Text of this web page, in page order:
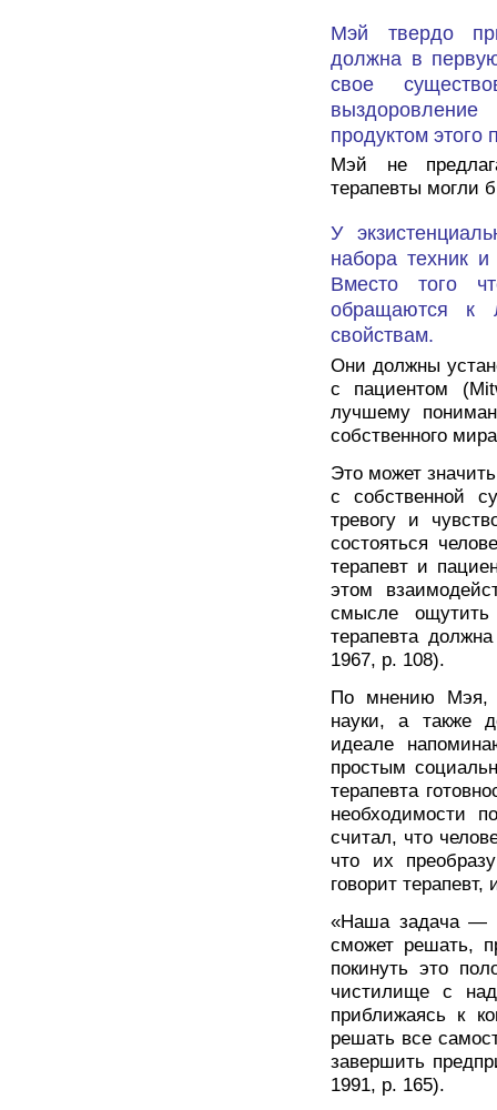
Мэй твердо
должна в
свое
продуктом этого
Мэй не
терапевты могли
У
набора техник
Вместо того
обращаются к
свойствам.
Они должны
с пациентом
лучшему
собственного
Это может
с собственной
тревогу и
состояться
терапевт и
этом
смысле
терапевта
1967, р. 108).
По мнению Мэя,
науки, а также
идеале
простым
терапевта
необходимости
считал, что
что их
говорит терапевт,
«Наша задача —
сможет решать,
покинуть это
чистилище с
приближаясь к
решать все
завершить
1991, р. 165).